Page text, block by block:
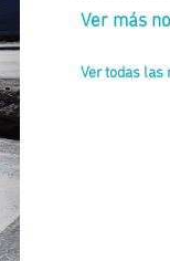
Ver más
Ver todas las